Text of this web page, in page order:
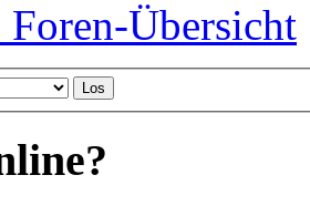
Übersicht